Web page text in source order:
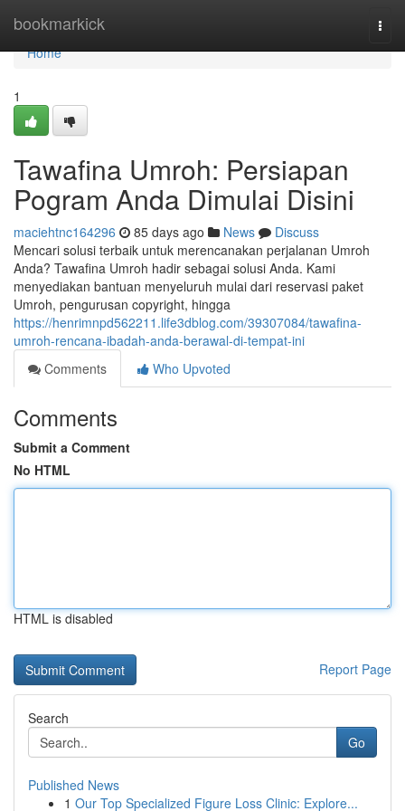
bookmarkick
Home
Home
1
Tawafina Umroh: Persiapan
Pogram Anda Dimulai Disini
maciehtnc164296 85 days ago News
Discuss
Mencari solusi terbaik untuk merencanakan perjalanan Umroh
Anda? Tawafina Umroh hadir sebagai solusi Anda. Kami
menyediakan bantuan menyeluruh mulai dari reservasi paket
Umroh, pengurusan copyright, hingga
https://henrimnpd562211.life3dblog.com/39307084/tawafina-
umroh-rencana-ibadah-anda-berawal-di-tempat-ini
Comments
Who Upvoted
Comments
Submit a Comment
No HTML
HTML is disabled
Report Page
Search
Go
Published News
1 Our Top Specialized Figure Loss Clinic: Explore...